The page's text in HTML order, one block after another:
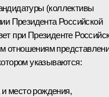
(коллективы
Президента Российской
при Президенте
отношениям
указываются:
место рождения,